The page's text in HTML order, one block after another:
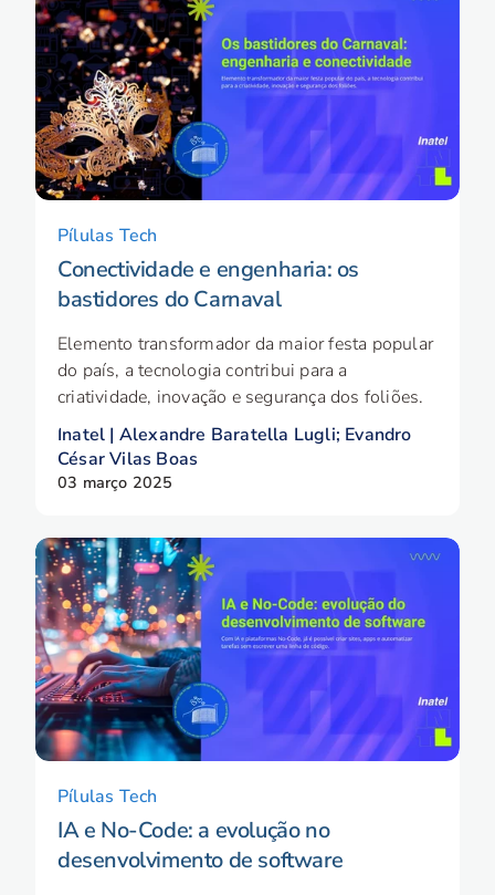
Pílulas Tech
Conectividade e engenharia: os
bastidores do Carnaval
Elemento transformador da maior festa popular
do país, a tecnologia contribui para a
criatividade, inovação e segurança dos foliões.
Inatel | Alexandre Baratella Lugli; Evandro
César Vilas Boas
03 março 2025
Pílulas Tech
IA e No-Code: a evolução no
desenvolvimento de software